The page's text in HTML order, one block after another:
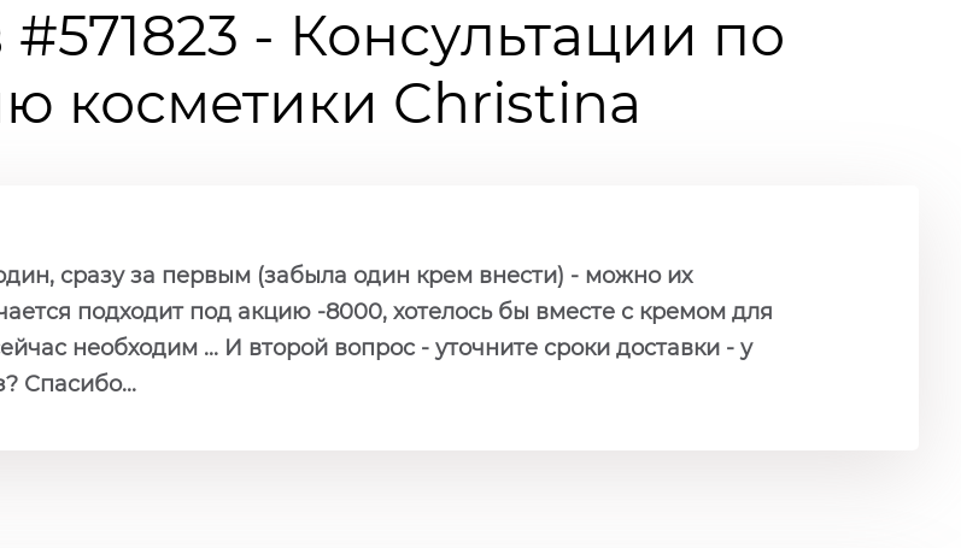
- Консультации по
косметики Christina
сразу за первым (забыла один крем внести) - можно их
подходит под акцию -8000, хотелось бы вместе с кремом для
необходим ... И второй вопрос - уточните сроки доставки - у
Спасибо...